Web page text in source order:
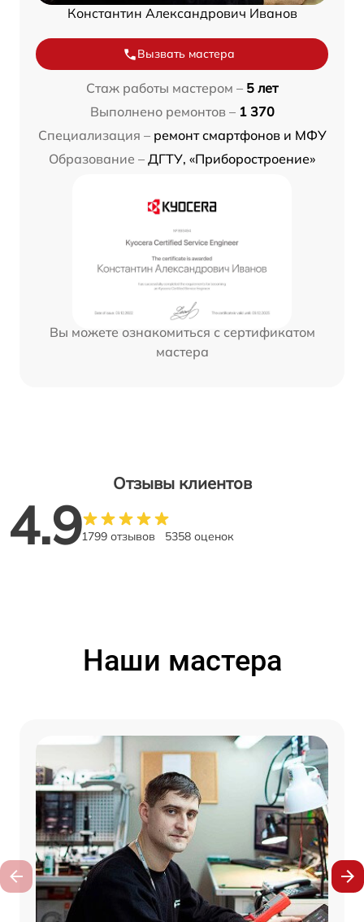
Константин Александрович Иванов
Вызвать мастера
Стаж работы мастером – 5 лет
Выполнено ремонтов – 1 370
Специализация – ремонт смартфонов и МФУ
Образование – ДГТУ, «Приборостроение»
Вы можете ознакомиться с сертификатом
мастера
Отзывы клиентов
4.91799 отзывов 5358 оценок
Наши мастера